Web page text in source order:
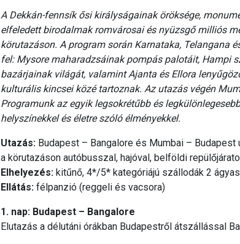
A Dekkán-fennsík ősi királyságainak öröksége,
elfeledett birodalmak romvárosai és nyüzsgő milliós
körutazáson. A program során Karnataka, Telangana
fel: Mysore maharadzsáinak pompás palotáit, Hampi
bazárjainak világát, valamint Ajanta és Ellora
kulturális kincsei közé tartoznak. Az utazás végén
Programunk az egyik legsokrétűbb és
helyszínekkel és életre szóló élményekkel.
Utazás: Budapest – Bangalore és Mumbai –
a körutazáson autóbusszal, hajóval, belföldi
Elhelyezés: kitűnő, 4*/5* kategóriájú szállodák 2
Ellátás: félpanzió (reggeli és vacsora)
1. nap: Budapest – Bangalore
Elutazás a délutáni órákban Budapestről átszállással